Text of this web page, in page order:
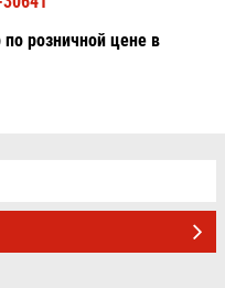
розничной цене в